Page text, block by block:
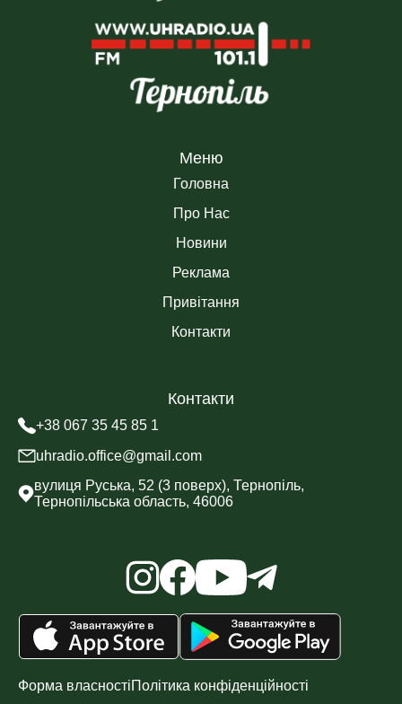
Меню
Головна
Про Нас
Новини
Реклама
Привітання
Контакти
Контакти
+38 067 35 45 85 1
uhradio.office@gmail.com
вулиця Руська, 52 (3 поверх), Тернопіль,
Тернопільська область, 46006
Форма власностіПолітика конфіденційності